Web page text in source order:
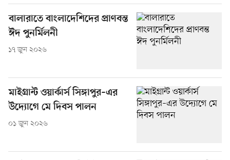
বালারাতে বাংলাদেশিদের প্রাণবন্ত
ঈদ পুনর্মিলনী
১৭ জুন ২০২৬
মাইগ্রান্ট ওয়ার্কার্স সিঙ্গাপুর–এর
উদ্যোগে মে দিবস পালন
০১ জুন ২০২৬